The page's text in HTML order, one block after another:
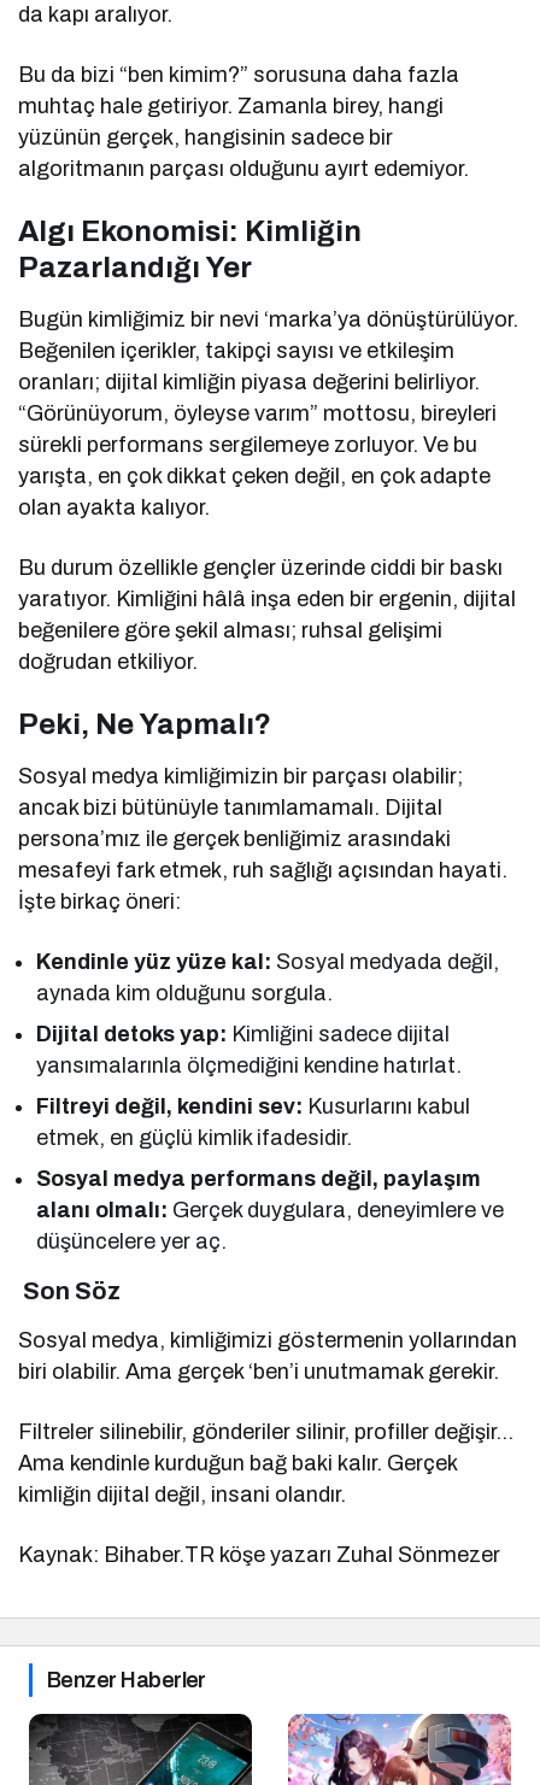
da kapı aralıyor.
Bu da bizi “ben kimim?” sorusuna daha fazla
muhtaç hale getiriyor. Zamanla birey, hangi
yüzünün gerçek, hangisinin sadece bir
algoritmanın parçası olduğunu ayırt edemiyor.
Algı Ekonomisi: Kimliğin
Pazarlandığı Yer
Bugün kimliğimiz bir nevi ‘marka’ya dönüştürülüyor.
Beğenilen içerikler, takipçi sayısı ve etkileşim
oranları; dijital kimliğin piyasa değerini belirliyor.
“Görünüyorum, öyleyse varım” mottosu, bireyleri
sürekli performans sergilemeye zorluyor. Ve bu
yarışta, en çok dikkat çeken değil, en çok adapte
olan ayakta kalıyor.
Bu durum özellikle gençler üzerinde ciddi bir baskı
yaratıyor. Kimliğini hâlâ inşa eden bir ergenin, dijital
beğenilere göre şekil alması; ruhsal gelişimi
doğrudan etkiliyor.
Peki, Ne Yapmalı?
Sosyal medya kimliğimizin bir parçası olabilir;
ancak bizi bütünüyle tanımlamamalı. Dijital
persona’mız ile gerçek benliğimiz arasındaki
mesafeyi fark etmek, ruh sağlığı açısından hayati.
İşte birkaç öneri:
Kendinle yüz yüze kal: Sosyal medyada değil,
aynada kim olduğunu sorgula.
Dijital detoks yap: Kimliğini sadece dijital
yansımalarınla ölçmediğini kendine hatırlat.
Filtreyi değil, kendini sev: Kusurlarını kabul
etmek, en güçlü kimlik ifadesidir.
Sosyal medya performans değil, paylaşım
alanı olmalı: Gerçek duygulara, deneyimlere ve
düşüncelere yer aç.
Son Söz
Sosyal medya, kimliğimizi göstermenin yollarından
biri olabilir. Ama gerçek ‘ben’i unutmamak gerekir.
Filtreler silinebilir, gönderiler silinir, profiller değişir…
Ama kendinle kurduğun bağ baki kalır. Gerçek
kimliğin dijital değil, insani olandır.
Kaynak: Bihaber.TR köşe yazarı Zuhal Sönmezer
Benzer Haberler